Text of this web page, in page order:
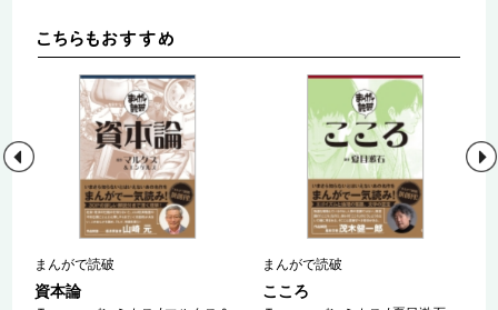
まんがで読破
資本論
まんがで読破
こころ